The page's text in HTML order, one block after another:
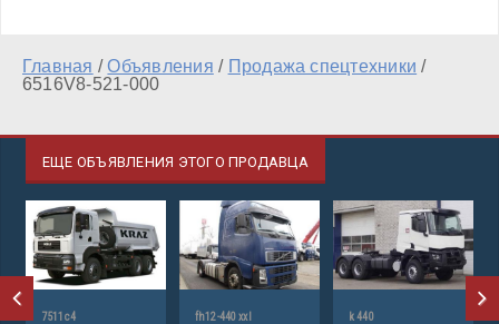
Главная /Объявления / Продажа спецтехники /
6516V8-521-000
ЕЩЕ ОБЪЯВЛЕНИЯ ЭТОГО ПРОДАВЦА
7511с4 fh12-440 xxl k 440